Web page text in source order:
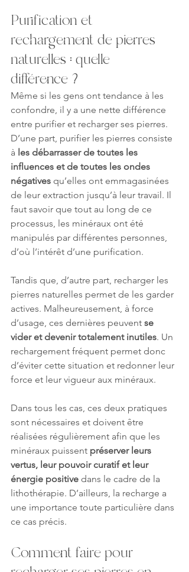
Purification et
rechargement de pierres
naturelles : quelle
différence ?
Même si les gens ont tendance à les
confondre, il y a une nette différence
entre purifier et recharger ses pierres.
D’une part, purifier les pierres consiste
à les débarrasser de toutes les
influences et de toutes les ondes
négatives qu’elles ont emmagasinées
de leur extraction jusqu’à leur travail. Il
faut savoir que tout au long de ce
processus, les minéraux ont été
manipulés par différentes personnes,
d’où l’intérêt d’une purification.
Tandis que, d’autre part, recharger les
pierres naturelles permet de les garder
actives. Malheureusement, à force
d’usage, ces dernières peuvent se
vider et devenir totalement inutiles. Un
rechargement fréquent permet donc
d’éviter cette situation et redonner leur
force et leur vigueur aux minéraux.
Dans tous les cas, ces deux pratiques
sont nécessaires et doivent être
réalisées régulièrement afin que les
minéraux puissent préserver leurs
vertus, leur pouvoir curatif et leur
énergie positive dans le cadre de la
lithothérapie. D’ailleurs, la recharge a
une importance toute particulière dans
ce cas précis.
Comment faire pour